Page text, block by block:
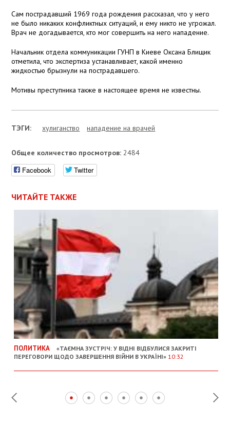
Сам пострадавший 1969 года рождения рассказал, что у него
не было никаких конфликтных ситуаций, и ему никто не угрожал.
Врач не догадывается, кто мог совершить на него нападение.
Начальник отдела коммуникации ГУНП в Киеве Оксана Блищик
отметила, что экспертиза устанавливает, какой именно
жидкостью брызнули на пострадавшего.
Мотивы преступника также в настоящее время не известны.
ТЭГИ: хулиганство нападение на врачей
Общее количество просмотров: 2484
Facebook Twitter
ЧИТАЙТЕ ТАКЖЕ
ПОЛИТИКА
«ТАЄМНА ЗУСТРІЧ: У ВІДНІ ВІДБУЛИСЯ ЗАКРИТІ
ПЕРЕГОВОРИ ЩОДО ЗАВЕРШЕННЯ ВІЙНИ В УКРАЇНІ» 10:32